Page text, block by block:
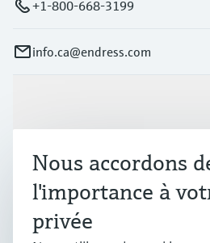
+1-800-668-3199
info.ca@endress.com
Industries
Support
Nous accordons
l'importance à
privée